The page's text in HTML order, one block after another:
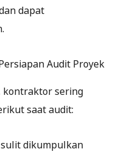
dapat
Audit Proyek
kontraktor sering
saat audit:
dikumpulkan